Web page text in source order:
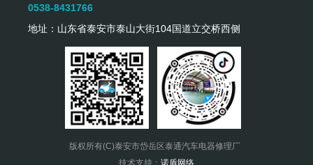
0538-8431766
地址：山东省泰安市泰山大街104国道立交桥西侧
版权所有(C)泰安市岱岳区泰通汽车电器修理厂
技术支持： 诺盾网络